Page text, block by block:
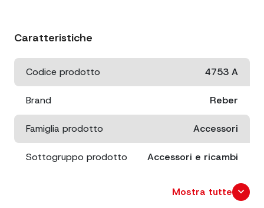
Caratteristiche
Codice prodotto 4753 A
Brand Reber
Famiglia prodotto Accessori
Sottogruppo prodotto Accessori e ricambi
TC32- Ø 100 mm
Mostra tutte expand_more